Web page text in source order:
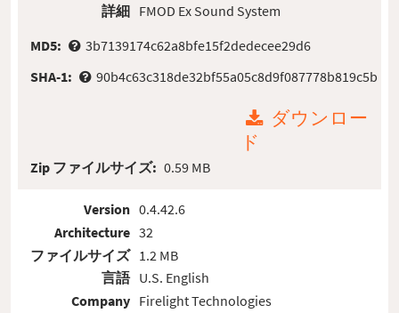
詳細 FMOD Ex Sound System
MD5:
3b7139174c62a8bfe15f2dedecee29d6
SHA-1:
90b4c63c318de32bf55a05c8d9f087778b819c5b
ダウンロー
ド
Zip ファイルサイズ: 0.59 MB
Version
Architecture
ファイルサイズ
言語
Company
0.4.42.6
32
1.2 MB
U.S. English
Firelight Technologies